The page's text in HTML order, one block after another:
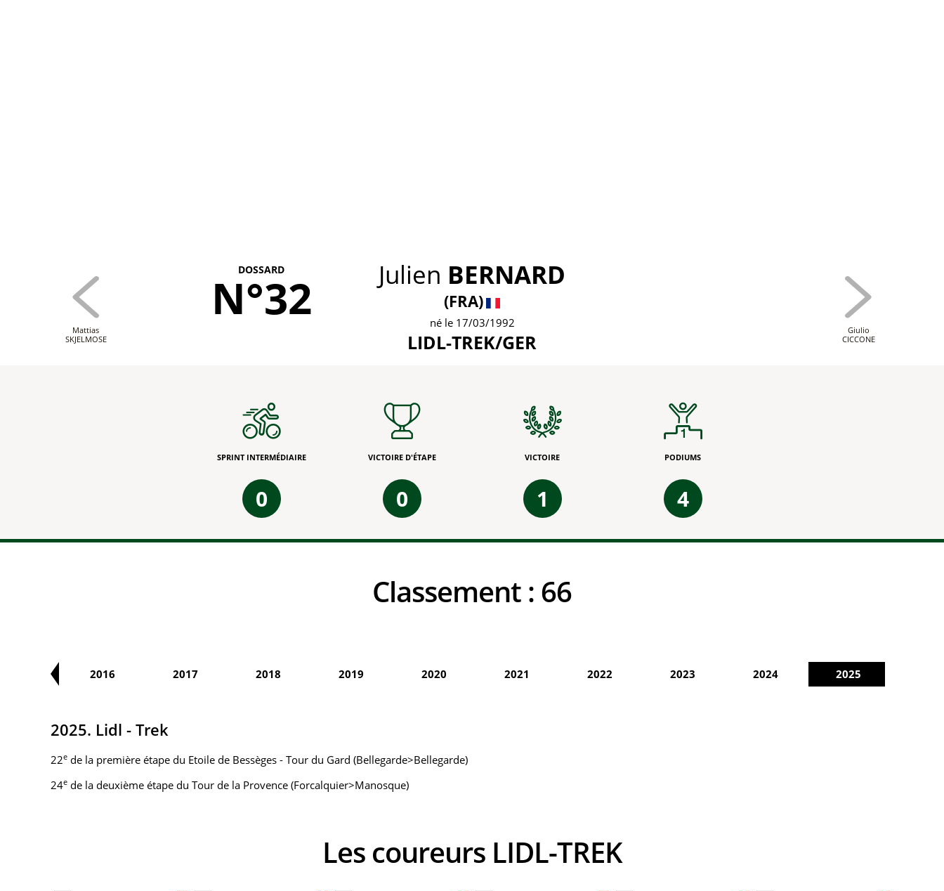
DOSSARD
N°32 Julien BERNARD
(FRA)
né le 17/03/1992
LIDL-TREK/GER
Mattias
SKJELMOSE
Giulio
CICCONE
SPRINT INTERMÉDIAIRE
0
VICTOIRE D'ÉTAPE
0
VICTOIRE
1
PODIUMS
4
Classement : 66
2016 2017 2018 2019 2020 2021 2022 2023 2024 2025
2025. Lidl - Trek
22e de la première étape du Etoile de Bessèges - Tour du Gard (Bellegarde>Bellegarde)
24e de la deuxième étape du Tour de la Provence (Forcalquier>Manosque)
Les coureurs LIDL-TREK